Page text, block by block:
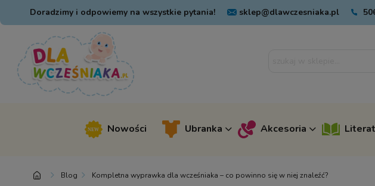
Doradzimy i odpowiemy na wszystkie pytania! sklep@dlawczesniaka.pl
Nowości Ubranka Akcesoria
Blog Kompletna wyprawka dla wcześniaka – co powinno się w niej znaleźć?